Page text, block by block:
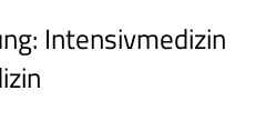
Intensivmedizin